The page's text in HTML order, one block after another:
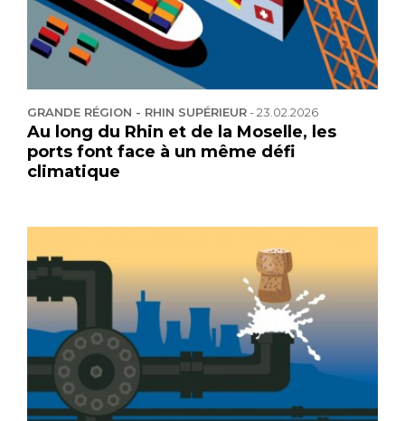
GRANDE RÉGION - RHIN SUPÉRIEUR-23.02.2026
Au long du Rhin et de la Moselle, les
ports font face à un même défi
climatique